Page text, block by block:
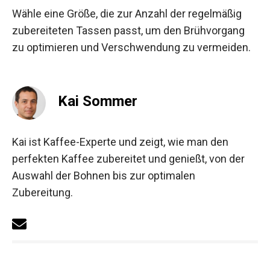
Wähle eine Größe, die zur Anzahl der regelmäßig
zubereiteten Tassen passt, um den Brühvorgang
zu optimieren und Verschwendung zu vermeiden.
Kai Sommer
Kai ist Kaffee-Experte und zeigt, wie man den
perfekten Kaffee zubereitet und genießt, von der
Auswahl der Bohnen bis zur optimalen
Zubereitung.